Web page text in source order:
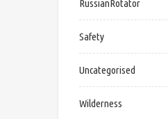
RussianRotator
Safety
Uncategorised
Wilderness